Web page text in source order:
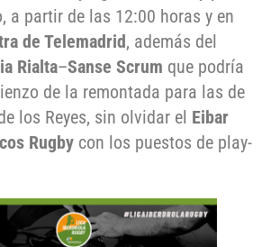
a partir de las 12:00 horas y en
de Telemadrid, además del
Rialta–Sanse Scrum que podría
de la remontada para las de
los Reyes, sin olvidar el Eibar
Rugby con los puestos de play-